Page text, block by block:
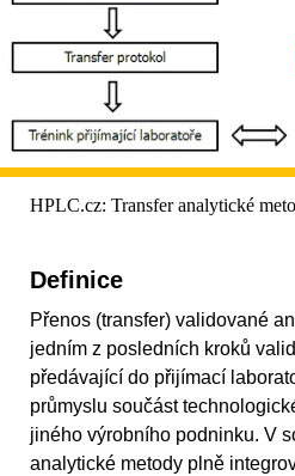
HPLC.cz: Transfer analytické
Definice
Přenos (transfer) validované
jedním z posledních kroků
předávající do přijímací
průmyslu součást
jiného výrobního podninku. V
analytické metody plně